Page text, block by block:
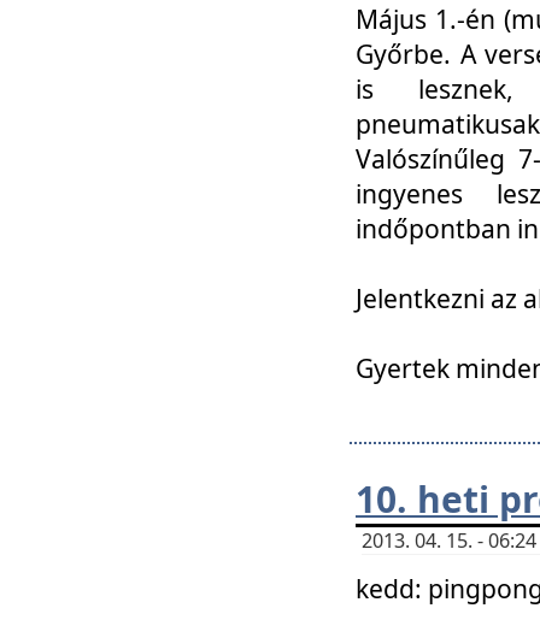
Május 1.-én
Győrbe. A
is lesznek,
Valószínűleg
ingyenes
indőpontban
Jelentkezni az
Gyertek
10. heti
2013. 04. 15. -
kedd: